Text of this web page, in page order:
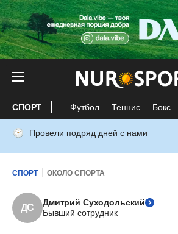
СПОРТ Футбол Теннис Бокс
Провели подряд дней с нами
СПОРТ ОКОЛО СПОРТА
ДС
Дмитрий Суходольский
Бывший сотрудник